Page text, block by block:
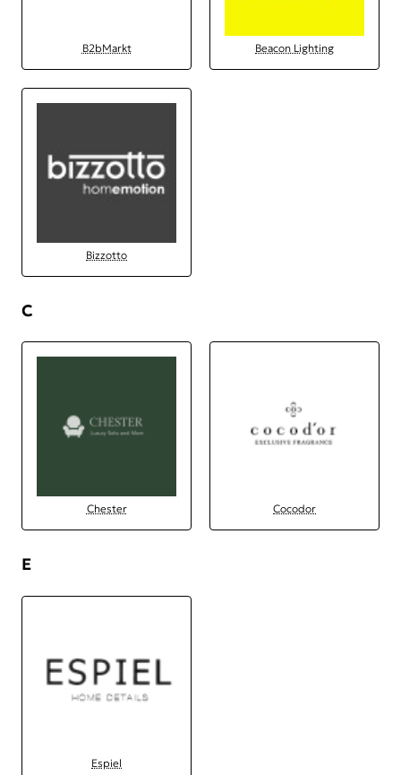
B2bMarkt Beacon Lighting
Bizzotto
C
Chester Cocodor
E
Espiel